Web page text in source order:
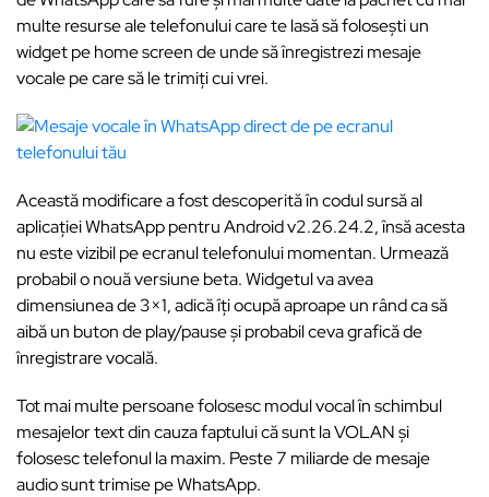
multe resurse ale telefonului care te lasă să folosești un
widget pe home screen de unde să înregistrezi mesaje
vocale pe care să le trimiți cui vrei.
Această modificare a fost descoperită în codul sursă al
aplicației WhatsApp pentru Android v2.26.24.2, însă acesta
nu este vizibil pe ecranul telefonului momentan. Urmează
probabil o nouă versiune beta. Widgetul va avea
dimensiunea de 3×1, adică îți ocupă aproape un rând ca să
aibă un buton de play/pause și probabil ceva grafică de
înregistrare vocală.
Tot mai multe persoane folosesc modul vocal în schimbul
mesajelor text din cauza faptului că sunt la VOLAN și
folosesc telefonul la maxim. Peste 7 miliarde de mesaje
audio sunt trimise pe WhatsApp.